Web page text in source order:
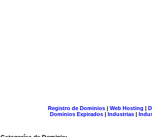
Registro de Dominios| Web Hosting |
Dominios Expirados | Industrias |